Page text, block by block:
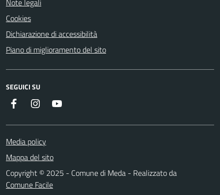
Note legali
Cookies
Dichiarazione di accessibilità
Piano di miglioramento del sito
SEGUICI SU
InstagramYouTube
Media policy
Mappa del sito
Copyright © 2025 - Comune di Meda - Realizzato da
Comune Facile